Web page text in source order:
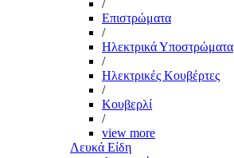
/
Επιστρώματα
/
Ηλεκτρικά Υποστρώματα
/
Ηλεκτρικές Κουβέρτες
/
Κουβερλί
/
view more
Λευκά Είδη